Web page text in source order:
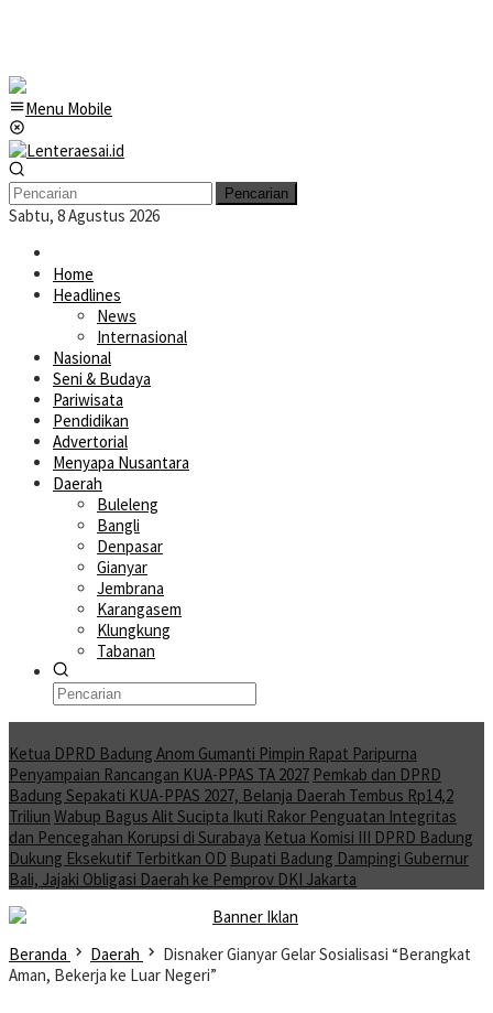
Menu Mobile
Pencarian
Sabtu, 8 Agustus 2026
Home
Headlines
News
Internasional
Nasional
Seni & Budaya
Pariwisata
Pendidikan
Advertorial
Menyapa Nusantara
Daerah
Buleleng
Bangli
Denpasar
Gianyar
Jembrana
Karangasem
Klungkung
Tabanan
Ketua DPRD Badung Anom Gumanti Pimpin Rapat Paripurna
Penyampaian Rancangan KUA-PPAS TA 2027 Pemkab dan DPRD
Badung Sepakati KUA-PPAS 2027, Belanja Daerah Tembus Rp14,2
Triliun Wabup Bagus Alit Sucipta Ikuti Rakor Penguatan Integritas
dan Pencegahan Korupsi di Surabaya Ketua Komisi III DPRD Badung
Dukung Eksekutif Terbitkan OD Bupati Badung Dampingi Gubernur
Bali, Jajaki Obligasi Daerah ke Pemprov DKI Jakarta
Beranda Daerah
Disnaker Gianyar Gelar Sosialisasi “Berangkat
Aman, Bekerja ke Luar Negeri”